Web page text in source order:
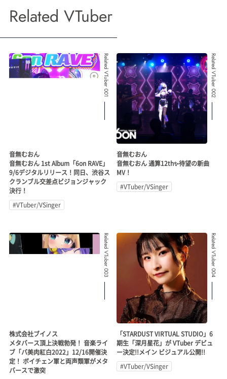
Related VTuber
Related VTuber 001
音無むおん
音無むおん 1st Album「6on RAVE」
9/6デジタルリリース！同日、渋谷ス
クランブル交差点ビジョンジャック
決行！
#VTuber/VSinger
Related VTuber 002
音無むおん
音無むおん 通算12th✨待望の新曲
MV！
#VTuber/VSinger
Related VTuber 003
株式会社ブイノス
メタバース頂上決戦勃発！ 音楽ライ
ブ「バ美肉紅白2022」12/16開催決
定！ ボイチェン軍と両声類軍がメタ
バースで激突
Related VTuber 004
「STARDUST VIRTUAL STUDIO」6
期生「深月星花」が VTuber デビュ
ー決定!!メイン ビジュアル公開!!
#VTuber/VSinger